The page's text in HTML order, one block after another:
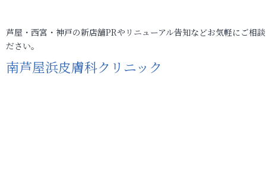
芦屋・西宮・神戸の新店舗PRやリニューアル告知などお気軽にご相
ださい。
南芦屋浜皮膚科クリニック